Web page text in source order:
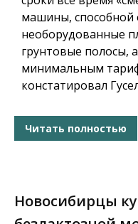
машины, способной
необорудованные
грунтовые полосы,
минимальным
констатировал
Читать полностью
Новосибирцы